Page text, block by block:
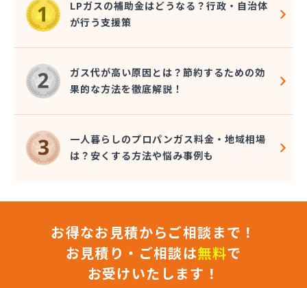
株式会社那須平商店
株式会社二葉燃料
株式会社保坂
株式会社鈴喜
関山商店
丸片機水工業株式会社
岩沼ガス有限会社
岩沼プロパン(協)
岩沼市農業協同組合本所販売所
岩谷産業株式会社エネルギー 東北支社
協同石油株式会社
橋本産業株式会社 塩釜営業所
橋本産業株式会社 石巻営業所
橋本産業株式会社仙台営業所
LPガスの補助金はどうなる？行政・自治体
が行う支援策
ガス代が高い原因とは？節約するための効
果的な方法を徹底解説！
一人暮らしのプロパンガス料金・地域相場
は？安くする方法や悩み事例も
お得なお見積からご相談まで！
お見積り・ご相談は無料で
お受けいたします！